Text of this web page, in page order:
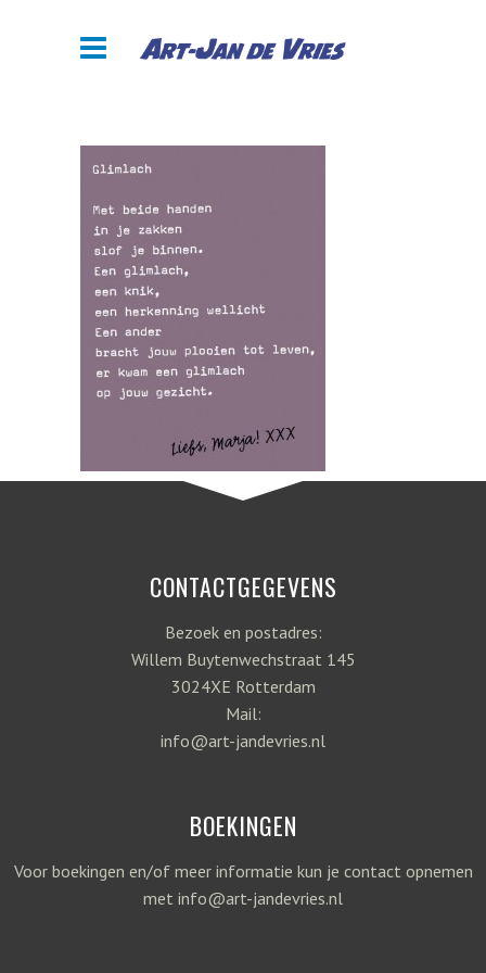
CONTACTGEGEVENS
Bezoek en postadres:
Willem Buytenwechstraat 145
3024XE Rotterdam
Mail:
info@art-jandevries.nl
BOEKINGEN
Voor boekingen en/of meer informatie kun je contact opnemen
met info@art-jandevries.nl